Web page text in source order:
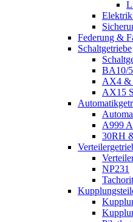
Federung &
Schaltgetriebe
BA10/
AX4 &
AX15
A999
30RH
NP231